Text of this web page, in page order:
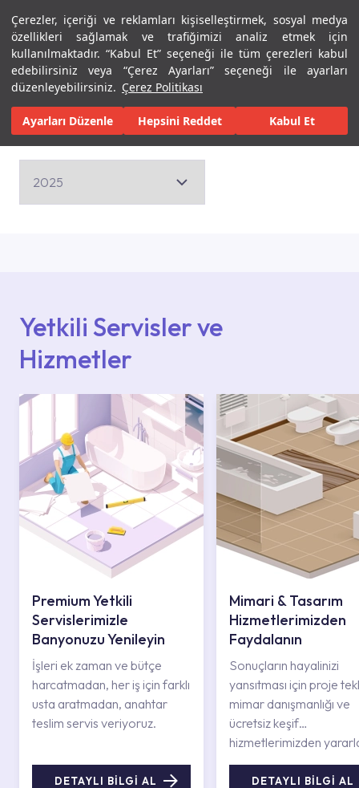
Çerezler, içeriği ve reklamları kişiselleştirmek, sosyal medya
özellikleri sağlamak ve trafiğimizi analiz etmek için
kullanılmaktadır. “Kabul Et” seçeneği ile tüm çerezleri kabul
edebilirsiniz veya “Çerez Ayarları” seçeneği ile ayarları
düzenleyebilirsiniz. Çerez Politikası
Ayarları Düzenle Hepsini Reddet Kabul Et
Menü Menü
Ana Sayfa Kampanyalar
Kampanyalar
Yetkili Servisler ve
Hizmetler
Premium Yetkili
Servislerimizle
Banyonuzu Yenileyin
İşleri ek zaman ve bütçe
harcatmadan, her iş için farklı
usta aratmadan, anahtar
teslim servis veriyoruz.
DETAYLI BİLGİ AL
Mimari & Tasarım
Hizmetlerimizden
Faydalanın
Sonuçların hayalinizi
yansıtması için proje
mimar danışmanlığı ve
ücretsiz keşif
hizmetlerimizden
DETAYLI BİLGİ AL